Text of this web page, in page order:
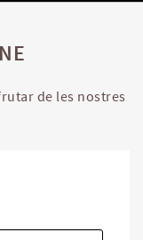
de les nostres